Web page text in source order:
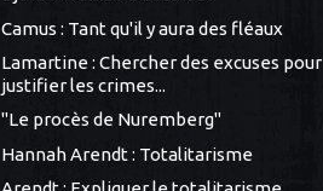
Camus : Tant qu'il y aura des fléaux
Lamartine : Chercher des excuses pour
justifier les crimes...
"Le procès de Nuremberg"
Hannah Arendt : Totalitarisme